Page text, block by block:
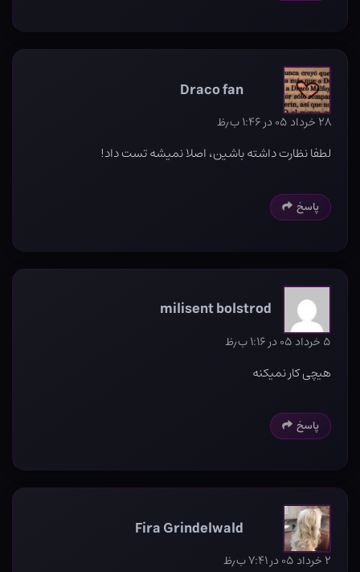
Draco fan
۲۸ خرداد ۰۵ در ۱:۴۶ ب٫ظ
لطفا نظارت داشته باشین، اصلا نمیشه تست داد!
پاسخ
milisent bolstrod
۵ خرداد ۰۵ در ۱:۱۶ ب٫ظ
هیچی کار نمیکنه
پاسخ
Fira Grindelwald
۲ خرداد ۰۵ در ۷:۴۱ ب٫ظ